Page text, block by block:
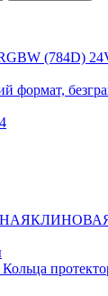
(784D)
формат,
Кольца